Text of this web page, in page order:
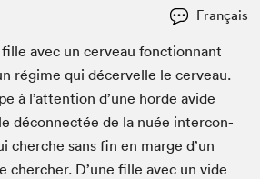
Français
fille avec un cerveau fonc­tion­nant
régime qui décervelle le cerveau.
à l’attention d’une horde avide
décon­nec­tée de la nuée inter­con­
cherche sans fin en marge d’un
chercher. D’une fille avec un vide